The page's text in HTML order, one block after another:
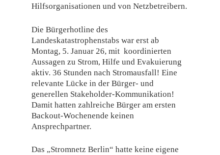
Hilfsorganisationen und von Netzbetreibern.
Die Bürgerhotline des
Landeskatastrophenstabs war erst ab
Montag, 5. Januar 26, mit koordinierten
Aussagen zu Strom, Hilfe und Evakuierung
aktiv. 36 Stunden nach Stromausfall! Eine
relevante Lücke in der Bürger- und
generellen Stakeholder-Kommunikation!
Damit hatten zahlreiche Bürger am ersten
Backout-Wochenende keinen
Ansprechpartner.
Das „Stromnetz Berlin“ hatte keine eigene